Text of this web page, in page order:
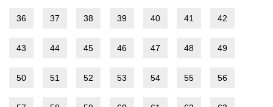
36 37 38 39 40 41 42
43 44 45 46 47 48 49
50 51 52 53 54 55 56